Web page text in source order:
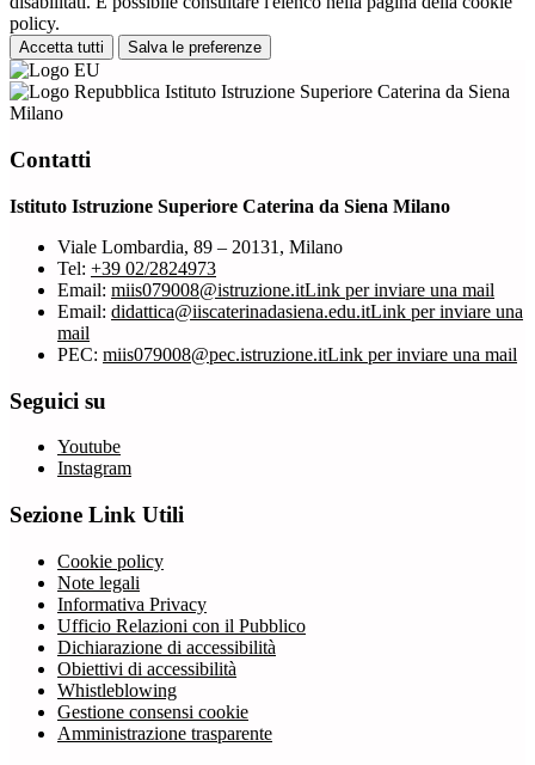
policy.
Accetta tutti Salva le preferenze
Istituto Istruzione Superiore Caterina da Siena
Milano
Contatti
Istituto Istruzione Superiore Caterina da Siena Milano
Viale Lombardia, 89 – 20131, Milano
Tel: +39 02/2824973
Email: miis079008@istruzione.itLink per inviare una mail
Email: didattica@iiscaterinadasiena.edu.itLink per inviare una
mail
PEC: miis079008@pec.istruzione.itLink per inviare una mail
Seguici su
Youtube
Instagram
Sezione Link Utili
Cookie policy
Note legali
Informativa Privacy
Ufficio Relazioni con il Pubblico
Dichiarazione di accessibilità
Obiettivi di accessibilità
Whistleblowing
Gestione consensi cookie
Amministrazione trasparente